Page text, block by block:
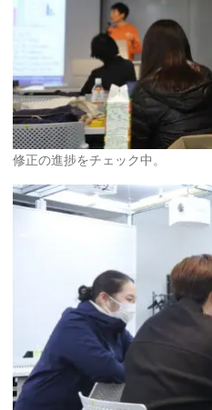
修正の進捗をチェック中。